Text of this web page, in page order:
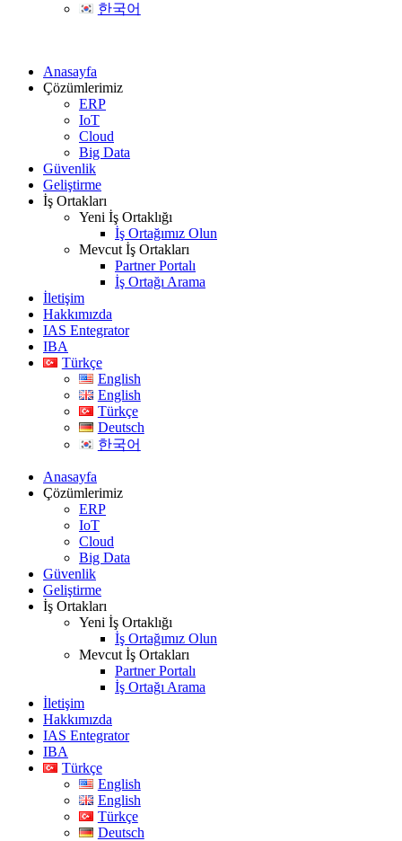
한국어
Anasayfa
Çözümlerimiz
ERP
IoT
Cloud
Big Data
Güvenlik
Geliştirme
İş Ortakları
Yeni İş Ortaklığı
İş Ortağımız Olun
Mevcut İş Ortakları
Partner Portalı
İş Ortağı Arama
İletişim
Hakkımızda
IAS Entegrator
IBA
Türkçe
English
English
Türkçe
Deutsch
한국어
Anasayfa
Çözümlerimiz
ERP
IoT
Cloud
Big Data
Güvenlik
Geliştirme
İş Ortakları
Yeni İş Ortaklığı
İş Ortağımız Olun
Mevcut İş Ortakları
Partner Portalı
İş Ortağı Arama
İletişim
Hakkımızda
IAS Entegrator
IBA
Türkçe
English
English
Türkçe
Deutsch